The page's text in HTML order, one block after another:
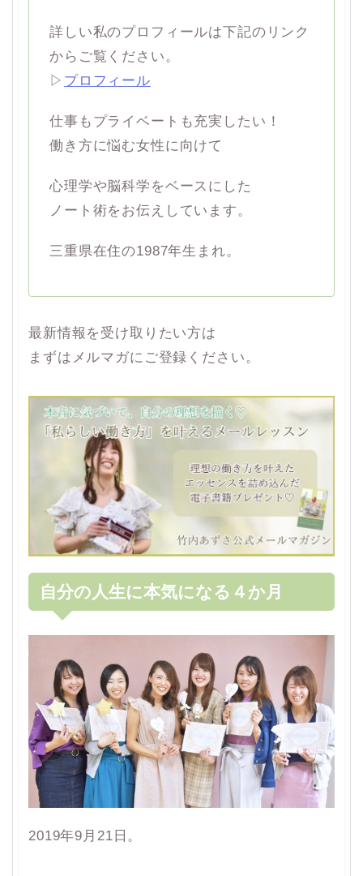
詳しい私のプロフィールは下記のリンク
からご覧ください。
▷ プロフィール
仕事もプライベートも充実したい！
働き方に悩む女性に向けて
心理学や脳科学をベースにした
ノート術をお伝えしています。
三重県在住の1987年生まれ。
最新情報を受け取りたい方は
まずはメルマガにご登録ください。
自分の人生に本気になる４か月
2019年9月21日。